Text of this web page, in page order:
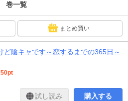
巻一覧
まとめ買い
ど陰キャです～恋するまでの365日～
試し読み 購入する